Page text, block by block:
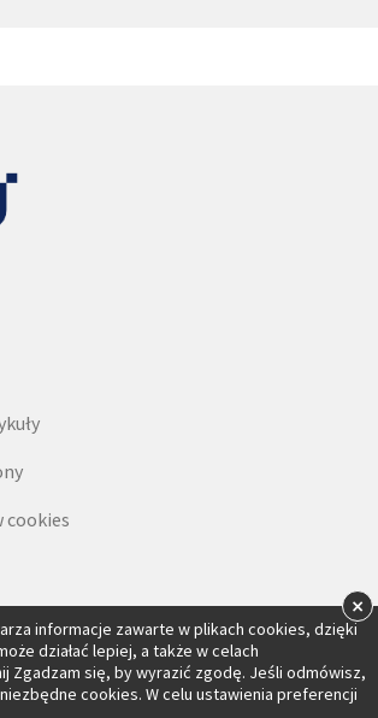
informacje zawarte w plikach cookies, dzięki
działać lepiej, a także w celach
Zgadzam się, by wyrazić zgodę. Jeśli odmówisz,
cookies. W celu ustawienia preferencji
×